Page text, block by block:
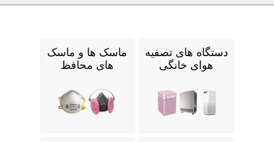
دستگاه های تصفیه
هوای خانگی
ماسک ها و ماسک
های محافظ